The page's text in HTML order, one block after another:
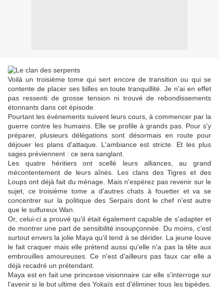
Voilà un troisième tome qui sert encore de transition ou qui se
contente de placer ses billes en toute tranquillité. Je n'ai en effet
pas ressenti de grosse tension ni trouvé de rebondissements
étonnants dans cet épisode.
Pourtant les événements suivent leurs cours, à commencer par la
guerre contre les humains. Elle se profile à grands pas. Pour s'y
préparer, plusieurs délégations sont désormais en route pour
déjouer les plans d'attaque. L'ambiance est stricte. Et les plus
sages préviennent : ce sera sanglant.
Les quatre héritiers ont scellé leurs alliances, au grand
mécontentement de leurs aînés. Les clans des Tigres et des
Loups ont déjà fait du ménage. Mais n'espérez pas revenir sur le
sujet, ce troisième tome a d'autres chats à fouetter et va se
concentrer sur la politique des Serpaïs dont le chef n'est autre
que le sulfureux Wan.
Or, celui-ci a prouvé qu'il était également capable de s'adapter et
de montrer une part de sensibilité insoupçonnée. Du moins, c'est
surtout envers la jolie Maya qu'il tend à se dérider. La jeune louve
le fait craquer mais elle prétend aussi qu'elle n'a pas la tête aux
embrouilles amoureuses. Ce n'est d'ailleurs pas faux car elle a
déjà recadré un prétendant.
Maya est en fait une princesse visionnaire car elle s'interroge sur
l'avenir si le but ultime des Yokaïs est d'éliminer tous les bipèdes.